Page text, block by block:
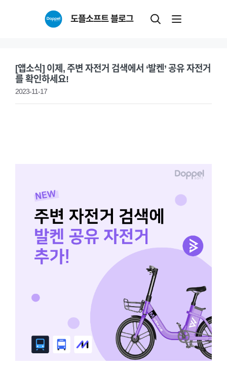
도플소프트 블로그
[앱소식] 이제, 주변 자전거 검색에서 ‘발켄’ 공유 자전거
를 확인하세요!
2023-11-17